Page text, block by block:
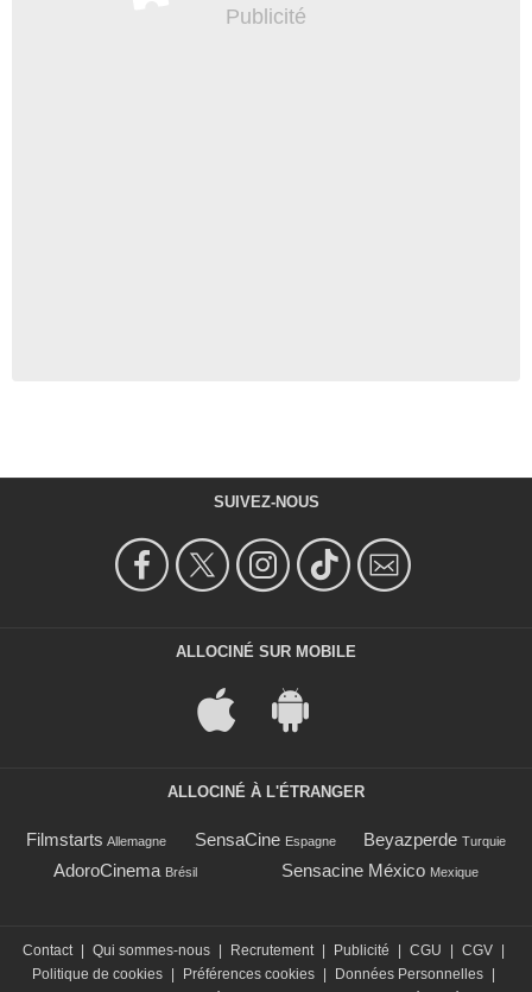
SUIVEZ-NOUS
ALLOCINÉ SUR MOBILE
ALLOCINÉ À L'ÉTRANGER
Filmstarts Allemagne SensaCine Espagne Beyazperde Turquie
AdoroCinema Brésil Sensacine México Mexique
Contact Qui sommes-nous Recrutement Publicité CGU CGV
Politique de cookies
Préférences cookies Données Personnelles